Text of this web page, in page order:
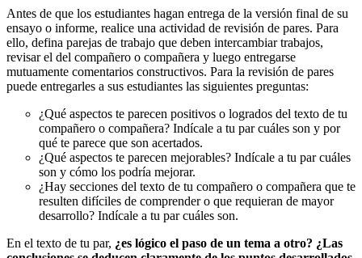
Antes de que los estudiantes hagan entrega de la versión final de su
ensayo o informe, realice una actividad de revisión de pares. Para
ello, defina parejas de trabajo que deben intercambiar trabajos,
revisar el del compañero o compañera y luego entregarse
mutuamente comentarios constructivos. Para la revisión de pares
puede entregarles a sus estudiantes las siguientes preguntas:
¿Qué aspectos te parecen positivos o logrados del texto de tu
compañero o compañera? Indícale a tu par cuáles son y por
qué te parece que son acertados.
¿Qué aspectos te parecen mejorables? Indícale a tu par cuáles
son y cómo los podría mejorar.
¿Hay secciones del texto de tu compañero o compañera que te
resulten difíciles de comprender o que requieran de mayor
desarrollo? Indícale a tu par cuáles son.
En el texto de tu par, ¿es lógico el paso de un tema a otro? ¿Las